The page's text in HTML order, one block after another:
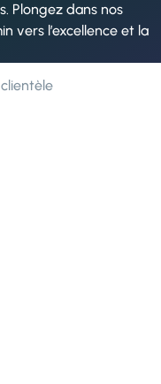
Plongez dans nos
vers l’excellence et la